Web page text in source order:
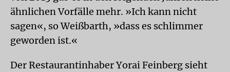
ähnlichen Vorfälle mehr. »Ich kann nicht
sagen«, so Weißbarth, »dass es schlimmer
geworden ist.«
Der Restaurantinhaber Yorai Feinberg sieht